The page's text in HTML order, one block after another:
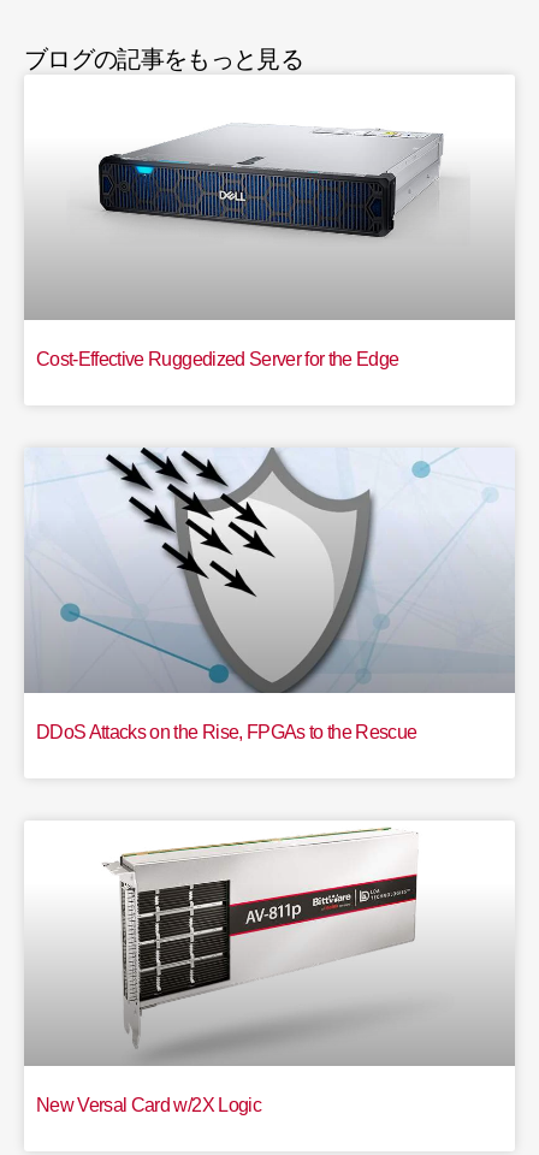
ブログの記事をもっと見る
Cost-Effective Ruggedized Server for the Edge
DDoS Attacks on the Rise, FPGAs to the Rescue
New Versal Card w/2X Logic